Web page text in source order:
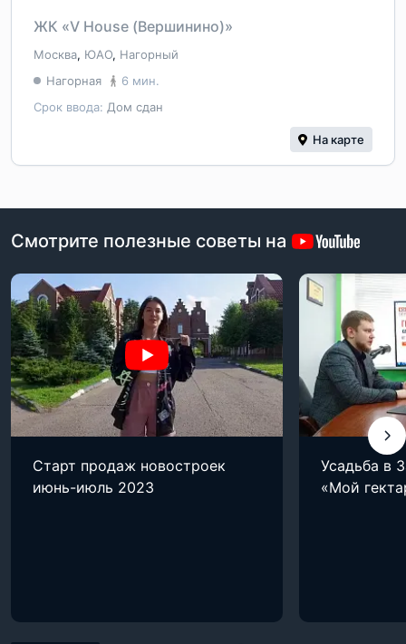
ЖК «V House (Вершинино)»
Москва, ЮАО, Нагорный
Срок ввода: Дом сдан
Нагорная 6 мин.
На карте
Смотрите полезные советы на
Старт продаж новостроек
июнь-июль 2023
Усадьба в
«Мой